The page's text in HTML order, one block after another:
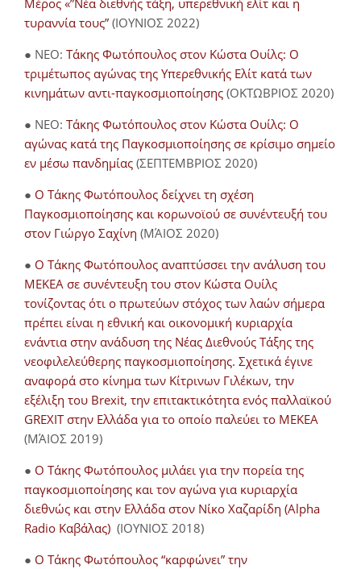
Μέρος «”Νέα διεθνής τάξη, υπερεθνική ελίτ και η
τυραννία τους” (ΙΟΥΝΙΟΣ 2022)
● NEO: Τάκης Φωτόπουλος στον Κώστα Ουίλς: Ο
τριμέτωπος αγώνας της Υπερεθνικής Ελίτ κατά των
κινημάτων αντι-παγκοσμιοποίησης (ΟΚΤΩΒΡΙΟΣ 2020)
● NEO: Τάκης Φωτόπουλος στον Κώστα Ουίλς: Ο
αγώνας κατά της Παγκοσμιοποίησης σε κρίσιμο σημείο
εν μέσω πανδημίας (ΣΕΠΤΕΜΒΡΙΟΣ 2020)
● Ο Τάκης Φωτόπουλος δείχνει τη σχέση
Παγκοσμιοποίησης και κορωνοϊού σε συνέντευξή του
στον Γιώργο Σαχίνη (ΜΆΙΟΣ 2020)
● O Τάκης Φωτόπουλος αναπτύσσει την ανάλυση του
ΜΕΚΕΑ σε συνέντευξη του στον Κώστα Ουίλς
τονίζοντας ότι ο πρωτεύων στόχος των λαών σήμερα
πρέπει είναι η εθνική και οικονομική κυριαρχία
ενάντια στην ανάδυση της Νέας Διεθνούς Τάξης της
νεοφιλελεύθερης παγκοσμιοποίησης. Σχετικά έγινε
αναφορά στο κίνημα των Κίτρινων Γιλέκων, την
εξέλιξη του Brexit, την επιτακτικότητα ενός παλλαϊκού
GREXIT στην Ελλάδα για το οποίο παλεύει το ΜΕΚΕΑ
(ΜΆΙΟΣ 2019)
● Ο Τάκης Φωτόπουλος μιλάει για την πορεία της
παγκοσμιοποίησης και τον αγώνα για κυριαρχία
διεθνώς και στην Ελλάδα στον Νίκο Χαζαρίδη (Alpha
Radio Καβάλας) (ΙΟΥΝΙΟΣ 2018)
● Ο Τάκης Φωτόπουλος “καρφώνει” την